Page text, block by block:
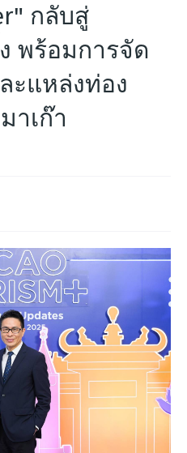
กลับสู่
พร้อมการจัด
ะแหล่งท่อง
าเก๊า